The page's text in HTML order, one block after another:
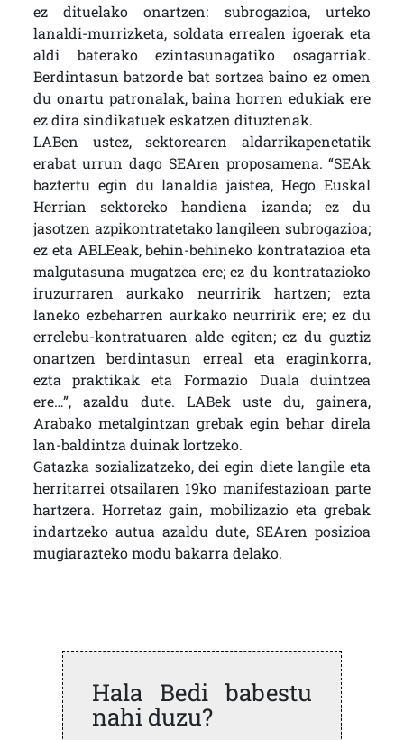
ez dituelako onartzen: subrogazioa, urteko
lanaldi-murrizketa, soldata errealen igoerak eta
aldi baterako ezintasunagatiko osagarriak.
Berdintasun batzorde bat sortzea baino ez omen
du onartu patronalak, baina horren edukiak ere
ez dira sindikatuek eskatzen dituztenak.
LABen ustez, sektorearen aldarrikapenetatik
erabat urrun dago SEAren proposamena. “SEAk
baztertu egin du lanaldia jaistea, Hego Euskal
Herrian sektoreko handiena izanda; ez du
jasotzen azpikontratetako langileen subrogazioa;
ez eta ABLEeak, behin-behineko kontratazioa eta
malgutasuna mugatzea ere; ez du kontratazioko
iruzurraren aurkako neurririk hartzen; ezta
laneko ezbeharren aurkako neurririk ere; ez du
errelebu-kontratuaren alde egiten; ez du guztiz
onartzen berdintasun erreal eta eraginkorra,
ezta praktikak eta Formazio Duala duintzea
ere…”, azaldu dute. LABek uste du, gainera,
Arabako metalgintzan grebak egin behar direla
lan-baldintza duinak lortzeko.
Gatazka sozializatzeko, dei egin diete langile eta
herritarrei otsailaren 19ko manifestazioan parte
hartzera. Horretaz gain, mobilizazio eta grebak
indartzeko autua azaldu dute, SEAren posizioa
mugiarazteko modu bakarra delako.
Hala Bedi babestu
nahi duzu?